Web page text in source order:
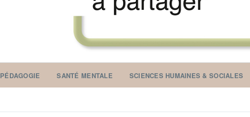
PÉDAGOGIE SANTÉ MENTALE SCIENCES HUMAINES & SOCIALES